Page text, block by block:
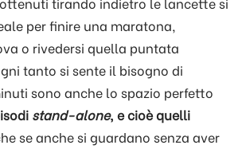
per finire una maratona,
o rivedersi quella puntata
tanto si sente il bisogno di
sono anche lo spazio perfetto
stand-alone, e cioè quelli
se anche si guardano senza aver